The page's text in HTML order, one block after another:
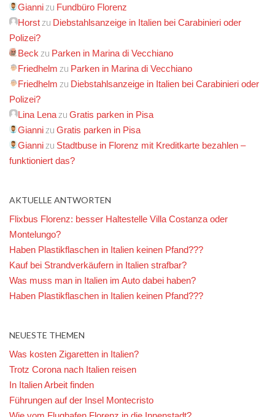
Gianni zu Fundbüro Florenz
Horst zu Diebstahlsanzeige in Italien bei Carabinieri oder
Polizei?
Beck zu Parken in Marina di Vecchiano
Friedhelm zu Parken in Marina di Vecchiano
Friedhelm zu Diebstahlsanzeige in Italien bei Carabinieri oder
Polizei?
Lina Lena zu Gratis parken in Pisa
Gianni zu Gratis parken in Pisa
Gianni zu Stadtbuse in Florenz mit Kreditkarte bezahlen –
funktioniert das?
AKTUELLE ANTWORTEN
Flixbus Florenz: besser Haltestelle Villa Costanza oder
Montelungo?
Haben Plastikflaschen in Italien keinen Pfand???
Kauf bei Strandverkäufern in Italien strafbar?
Was muss man in Italien im Auto dabei haben?
Haben Plastikflaschen in Italien keinen Pfand???
NEUESTE THEMEN
Was kosten Zigaretten in Italien?
Trotz Corona nach Italien reisen
In Italien Arbeit finden
Führungen auf der Insel Montecristo